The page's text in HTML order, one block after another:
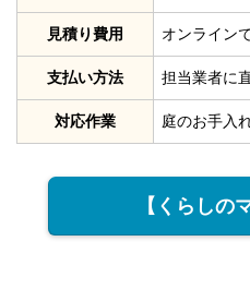
見積り費用 オンライン
支払い方法 担当業者に
対応作業 庭のお手入
【くらしの